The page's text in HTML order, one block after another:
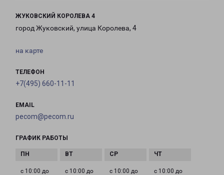
ЖУКОВСКИЙ КОРОЛЕВА 4
город Жуковский, улица Королева, 4
на карте
ТЕЛЕФОН
+7(495) 660-11-11
EMAIL
pecom@pecom.ru
ГРАФИК РАБОТЫ
с 10:00 до
с 10:00 до
с 10:00 до
с 10:00 до